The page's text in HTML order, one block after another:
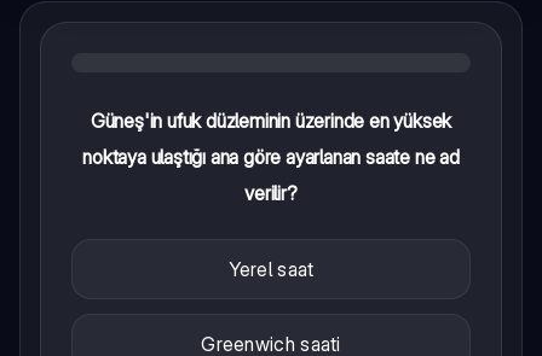
Güneş'in ufuk düzleminin üzerinde en yüksek
noktaya ulaştığı ana göre ayarlanan saate ne ad
verilir?
Yerel saat
Greenwich saati